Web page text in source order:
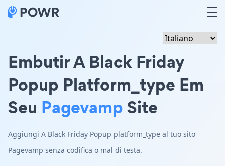
Embutir A Black Friday
Popup Platform_type Em
Seu PagevampSite
Aggiungi A Black Friday Popup platform_type al tuo sito
Pagevamp senza codifica o mal di testa.